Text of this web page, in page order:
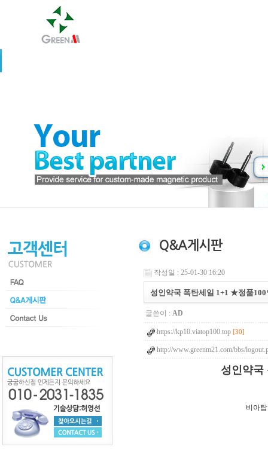
작성일 : 25-01-30 16:20
성인약국 폭탄세일 1+1 ★정품
글쓴이 : AD
https://kp10.viatop100.top [30]
http://www.greenm21.com/bbs/
성인약
비아